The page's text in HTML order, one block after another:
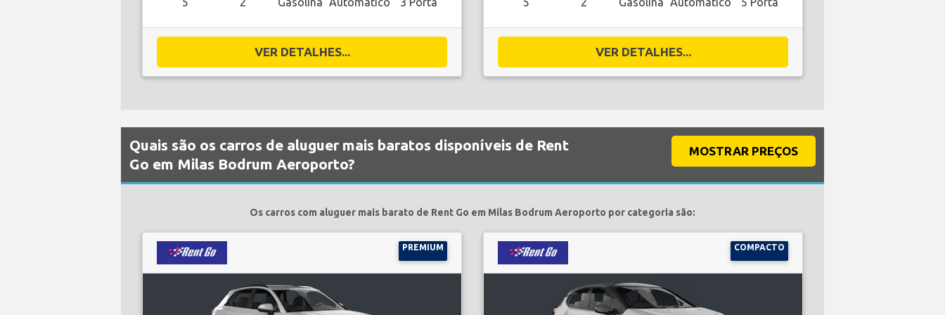
VER DETALHES... VER DETALHES...
Quais são os carros de aluguer mais baratos disponíveis de Rent
Go em Milas Bodrum Aeroporto?
MOSTRAR PREÇOS
Os carros com aluguer mais barato de Rent Go em Milas Bodrum Aeroporto por categoria são:
PREMIUM COMPACTO